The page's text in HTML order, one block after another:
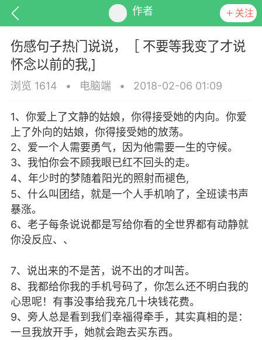
作者 关注
排行 头衔 抽奖
动态 小说 商城
任务
滴 下笔如神
电脑端 天下（更新中）
是否我真的一无所有
伤感句子热门说说，［ 不要等我变了才说
怀念以前的我,]
浏览 1614 • 电脑端 • 2018-02-06 01:09
1、你爱上了文静的姑娘，你得接受她的内向。你爱
上了外向的姑娘，你得接受她的放荡。
2、爱一个人需要勇气，因为他需要一生的守候。
3、我怕你会不顾我眼已红不回头的走。
4、年少时的梦随着阳光的照射而褪色,
5、什么叫团结，就是一个人手机响了，全班读书声
暴涨。
6、老子每条说说都是写给你看的全世界都有动静就
你没反应、、
7、说出来的不是苦，说不出的才叫苦。
8、我都给你我的手机号码了，你怎么还不明白我的
心思呢！有事没事给我充几十块钱花费。
9、旁人总是看到我们幸福得牵手，其实真相的是：
一旦我放开手，她就会跑去买东西。